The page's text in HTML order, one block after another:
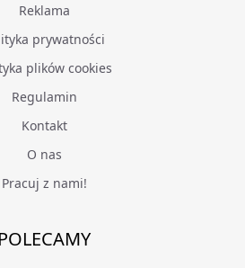
Reklama
prywatności
plików cookies
Regulamin
Kontakt
O nas
Pracuj z nami!
POLECAMY